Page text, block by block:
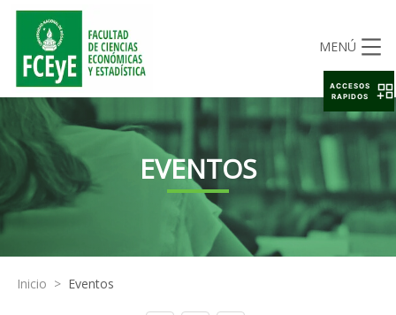
MENÚ
EVENTOS
Inicio > Eventos
ACCESOS
RAPIDOS